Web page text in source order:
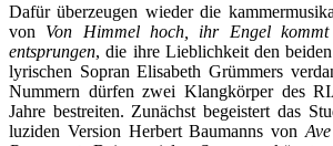
Dafür überzeugen wieder die
von Von Himmel hoch, ihr Engel kommt
entsprungen, die ihre Lieblichkeit den
lyrischen Sopran Elisabeth Grümmers
Nummern dürfen zwei Klangkörper des
Jahre bestreiten. Zunächst begeistert das
luziden Version Herbert Baumanns von